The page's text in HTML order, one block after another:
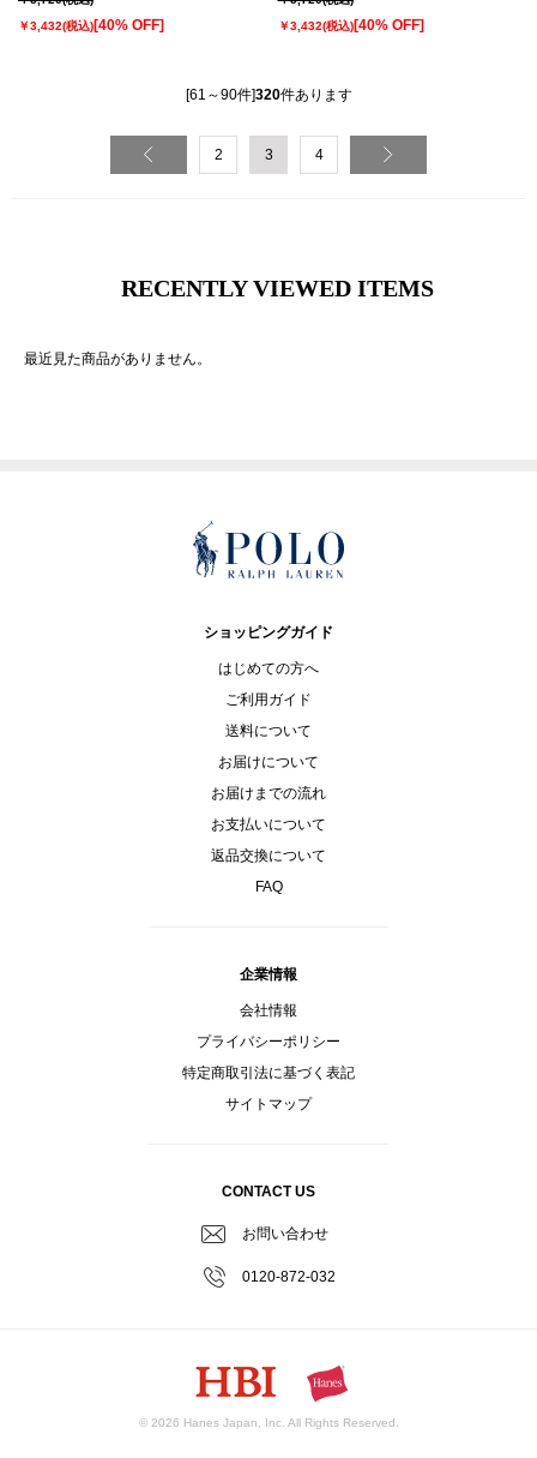
￥3,432(税込)[40% OFF]
￥3,432(税込)[40% OFF]
[61～90件]320件あります
2 3 4
RECENTLY VIEWED ITEMS
最近見た商品がありません。
ショッピングガイド
はじめての方へ
ご利用ガイド
送料について
お届けについて
お届けまでの流れ
お支払いについて
返品交換について
FAQ
企業情報
会社情報
プライバシーポリシー
特定商取引法に基づく表記
サイトマップ
CONTACT US
お問い合わせ
0120-872-032
© 2026 Hanes Japan, Inc. All Rights Reserved.